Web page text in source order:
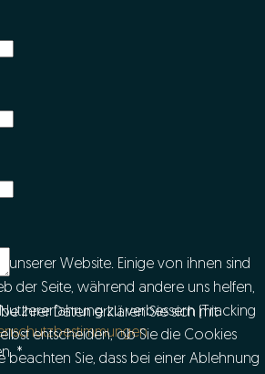
Ihrer Daten erklären Sie sich mit
*
unserer Website. Einige von ihnen sind
der Seite, während andere uns helfen,
zu verbessern (Tracking
entscheiden, ob Sie die Cookies
beachten Sie, dass bei einer Ablehnung